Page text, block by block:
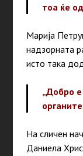
тоа ќе
Марија
надзорната
исто така
„Добро
На сличен
Даниела